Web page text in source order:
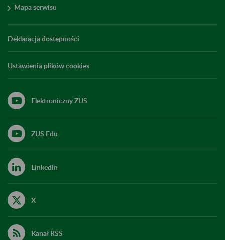
Mapa serwisu
Deklaracja dostępności
Ustawienia plików cookies
Elektroniczny ZUS
ZUS Edu
Linkedin
X
Kanał RSS